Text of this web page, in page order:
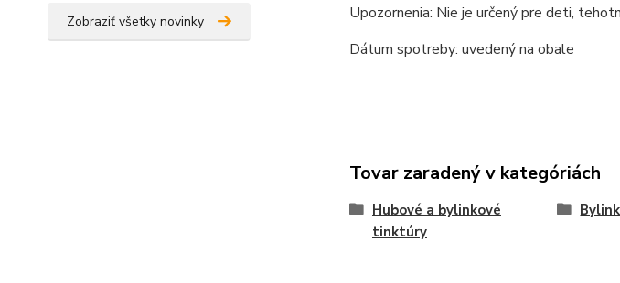
Zobraziť všetky novinky
Upozornenia: Nie je určený pre deti,
Dátum spotreby: uvedený na obale
Tovar zaradený v kategóriách
Hubové a bylinkové
tinktúry